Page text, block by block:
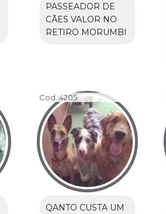
PASSEADOR DE
CÃES VALOR NO
RETIRO MORUMBI
Cod.:4205
QANTO CUSTA UM